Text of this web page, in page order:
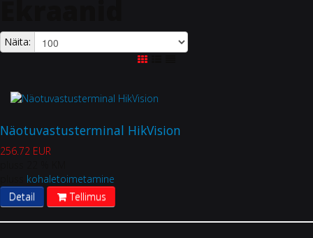
Näita:
Näotuvastusterminal HikVision
256.72 EUR
kohaletoimetamine
Detail
Tellimus